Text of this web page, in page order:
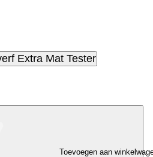
Extra Mat Tester
Toevoegen aan